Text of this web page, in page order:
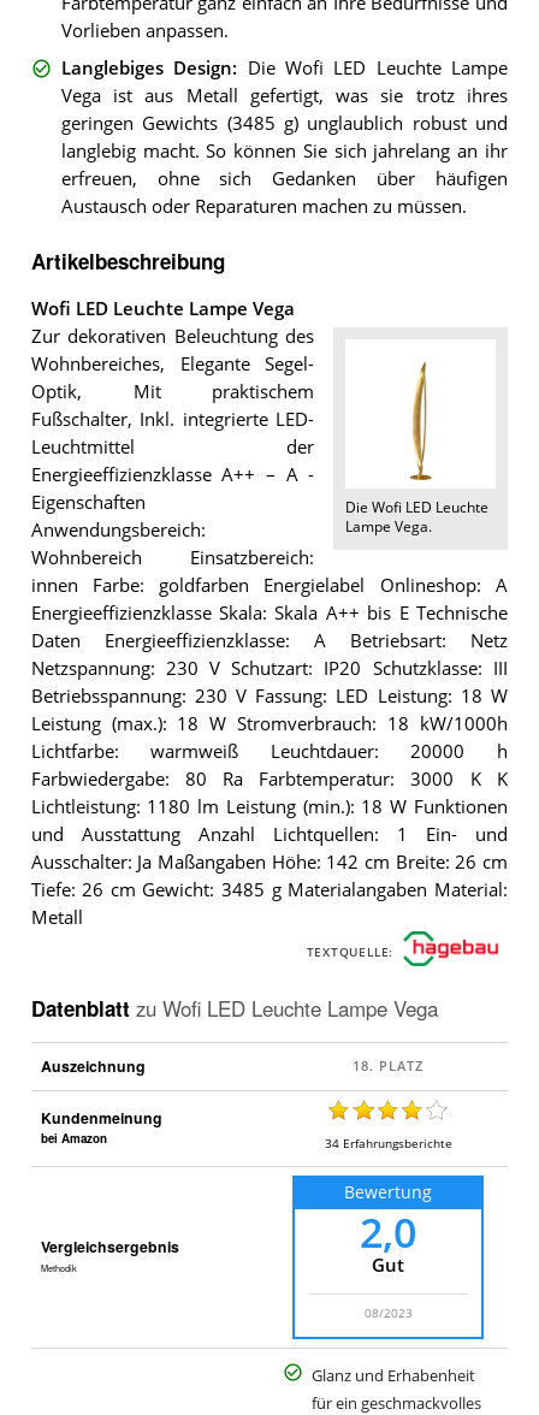
Vorlieben anpassen.
Langlebiges Design: Die Wofi LED Leuchte Lampe
Vega ist aus Metall gefertigt, was sie trotz ihres
geringen Gewichts (3485 g) unglaublich robust und
langlebig macht. So können Sie sich jahrelang an ihr
erfreuen, ohne sich Gedanken über häufigen
Austausch oder Reparaturen machen zu müssen.
Artikelbeschreibung
Wofi LED Leuchte Lampe Vega
Die Wofi LED Leuchte
Lampe Vega.
Zur dekorativen Beleuchtung des
Wohnbereiches, Elegante Segel-
Optik, Mit praktischem
Fußschalter, Inkl. integrierte LED-
Leuchtmittel der
Energieeffizienzklasse A++ – A -
Eigenschaften
Anwendungsbereich:
Wohnbereich Einsatzbereich:
innen Farbe: goldfarben Energielabel Onlineshop: A
Energieeffizienzklasse Skala: Skala A++ bis E Technische
Daten Energieeffizienzklasse: A Betriebsart: Netz
Netzspannung: 230 V Schutzart: IP20 Schutzklasse: III
Betriebsspannung: 230 V Fassung: LED Leistung: 18 W
Leistung (max.): 18 W Stromverbrauch: 18 kW/1000h
Lichtfarbe: warmweiß Leuchtdauer: 20000 h
Farbwiedergabe: 80 Ra Farbtemperatur: 3000 K K
Lichtleistung: 1180 lm Leistung (min.): 18 W Funktionen
und Ausstattung Anzahl Lichtquellen: 1 Ein- und
Ausschalter: Ja Maßangaben Höhe: 142 cm Breite: 26 cm
Tiefe: 26 cm Gewicht: 3485 g Materialangaben Material:
Metall
TEXTQUELLE:
Datenblatt zu Wofi LED Leuchte Lampe Vega
Auszeichnung
Kundenmeinung
bei Amazon 34 Erfahrungsberichte
Vergleichsergebnis
Methodik
Bewertung
2,0
Gut
08/2023
Glanz und Erhabenheit
für ein geschmackvolles